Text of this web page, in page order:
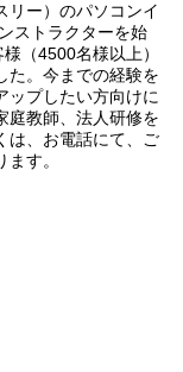
リー）のパソコンイ
ストラクターを始
（4500名様以上）
た。今までの経験を
ップしたい方向けに
庭教師、法人研修を
は、お電話にて、ご
す。